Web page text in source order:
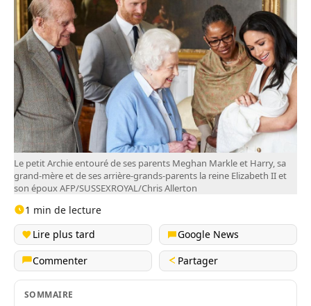
Le petit Archie entouré de ses parents Meghan Markle et Harry, sa
grand-mère et de ses arrière-grands-parents la reine Elizabeth II et
son époux AFP/SUSSEXROYAL/Chris Allerton
1 min de lecture
Lire plus tard
Google News
Commenter
Partager
SOMMAIRE